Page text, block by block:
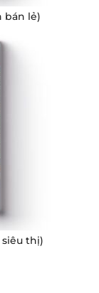
bán lẻ)
thị)